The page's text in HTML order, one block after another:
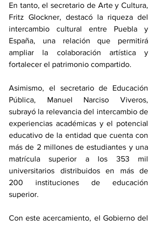
En tanto, el secretario de Arte y Cultura,
Fritz Glockner, destacó la riqueza del
intercambio cultural entre Puebla y
España, una relación que permitirá
ampliar la colaboración artística y
fortalecer el patrimonio compartido.
Asimismo, el secretario de Educación
Pública, Manuel Narciso Viveros,
subrayó la relevancia del intercambio de
experiencias académicas y el potencial
educativo de la entidad que cuenta con
más de 2 millones de estudiantes y una
matrícula superior a los 353 mil
universitarios distribuidos en más de
200 instituciones de educación
superior.
Con este acercamiento, el Gobierno del